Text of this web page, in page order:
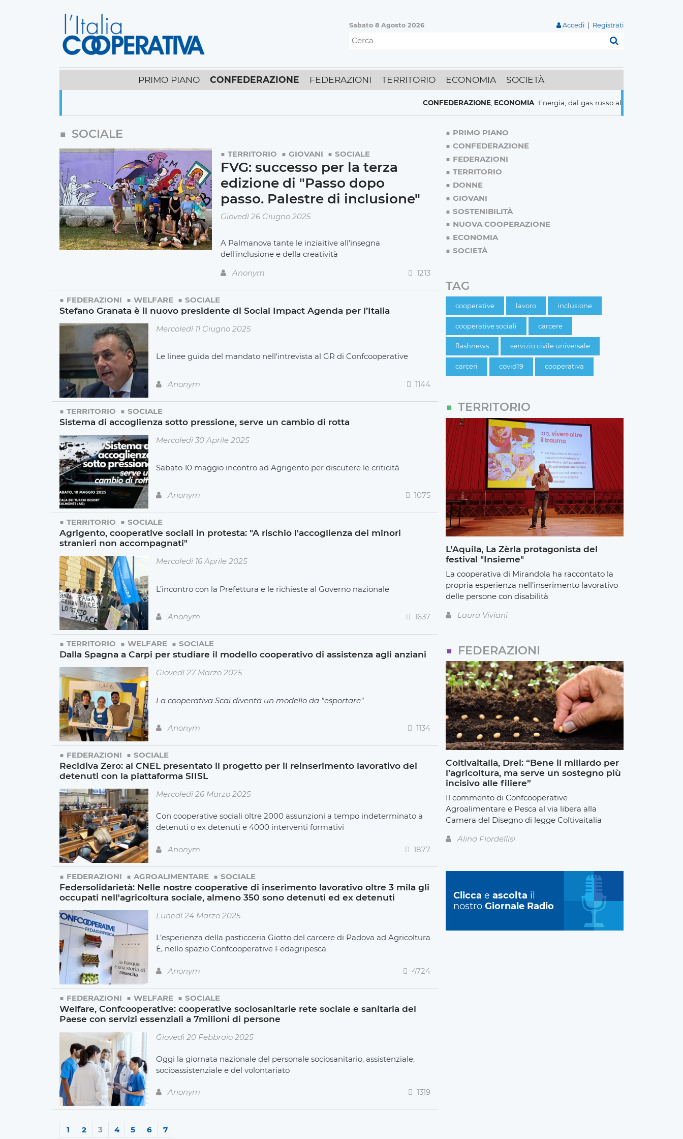
Sabato 8 Agosto 2026 Accedi Registrati
PRIMO PIANO CONFEDERAZIONE FEDERAZIONI TERRITORIO ECONOMIA SOCIETÀ
CONFEDERAZIONE,ECONOMIA Energia, dal gas russo al nucleare italiani pronti a
SOCIALE
TERRITORIO GIOVANI SOCIALE
FVG: successo per la terza
edizione di "Passo dopo
passo. Palestre di inclusione"
Giovedì 26 Giugno 2025
A Palmanova tante le inziaitive all'insegna
dell'inclusione e della creatività
Anonym
1213
FEDERAZIONI WELFARE SOCIALE
Stefano Granata è il nuovo presidente di Social Impact Agenda per l’Italia
Mercoledì 11 Giugno 2025
Le linee guida del mandato nell'intrevista al GR di Confcooperative
Anonym 1144
TERRITORIO SOCIALE
Sistema di accoglienza sotto pressione, serve un cambio di rotta
Mercoledì 30 Aprile 2025
Sabato 10 maggio incontro ad Agrigento per discutere le criticità
Anonym 1075
TERRITORIO SOCIALE
Agrigento, cooperative sociali in protesta: "A rischio l'accoglienza dei minori
stranieri non accompagnati"
Mercoledì 16 Aprile 2025
L’incontro con la Prefettura e le richieste al Governo nazionale
Anonym 1637
TERRITORIO WELFARE SOCIALE
Dalla Spagna a Carpi per studiare il modello cooperativo di assistenza agli anziani
Giovedì 27 Marzo 2025
La cooperativa Scai diventa un modello da "esportare"
Anonym 1134
FEDERAZIONI SOCIALE
Recidiva Zero: al CNEL presentato il progetto per il reinserimento lavorativo dei
detenuti con la piattaforma SIISL
Mercoledì 26 Marzo 2025
Con cooperative sociali oltre 2000 assunzioni a tempo indeterminato a
detenuti o ex detenuti e 4000 interventi formativi
Anonym 1877
FEDERAZIONI AGROALIMENTARE SOCIALE
Federsolidarietà: Nelle nostre cooperative di inserimento lavorativo oltre 3 mila gli
occupati nell'agricoltura sociale, almeno 350 sono detenuti ed ex detenuti
Lunedì 24 Marzo 2025
L’esperienza della pasticceria Giotto del carcere di Padova ad Agricoltura
È, nello spazio Confcooperative Fedagripesca
Anonym 4724
FEDERAZIONI WELFARE SOCIALE
Welfare, Confcooperative: cooperative sociosanitarie rete sociale e sanitaria del
Paese con servizi essenziali a 7milioni di persone
Giovedì 20 Febbraio 2025
Oggi la giornata nazionale del personale sociosanitario, assistenziale,
socioassistenziale e del volontariato
Anonym 1319
1 2 3 4 5 6 7
PRIMO PIANO
CONFEDERAZIONE
FEDERAZIONI
TERRITORIO
DONNE
GIOVANI
SOSTENIBILITÀ
NUOVA COOPERAZIONE
ECONOMIA
SOCIETÀ
TAG
cooperative lavoro inclusione
cooperative sociali carcere
flashnews servizio civile universale
carceri covid19 cooperativa
TERRITORIO
L'Aquila, La Zèrla protagonista del
festival "Insieme"
La cooperativa di Mirandola ha raccontato la
propria esperienza nell’inserimento lavorativo
delle persone con disabilità
Laura Viviani
FEDERAZIONI
Coltivaitalia, Drei: “Bene il miliardo per
l’agricoltura, ma serve un sostegno più
incisivo alle filiere”
Il commento di Confcooperative
Agroalimentare e Pesca al via libera alla
Camera del Disegno di legge Coltivaitalia
Alina Fiordellisi
Clicca e ascolta il
nostro Giornale Radio